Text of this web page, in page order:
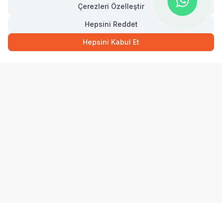
Köpek Taşıma Çantası
Çerezleri Özelleştir
Hepsini Reddet
Hepsini Kabul Et